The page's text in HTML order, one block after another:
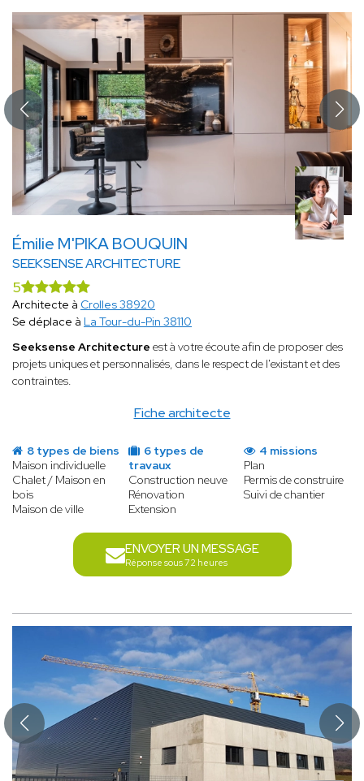
Émilie M'PIKA BOUQUIN
SEEKSENSE ARCHITECTURE
Fiche architecte
5
Architecte à Crolles 38920
Se déplace à La Tour-du-Pin 38110
Seeksense Architecture est à votre écoute afin de proposer des
projets uniques et personnalisés, dans le respect de l'existant et des
contraintes.
8 types de biens
Maison individuelle
Chalet / Maison en
bois
Maison de ville
6 types de
travaux
Construction neuve
Rénovation
Extension
4 missions
Plan
Permis de construire
Suivi de chantier
ENVOYER UN MESSAGE
Réponse sous 72 heures